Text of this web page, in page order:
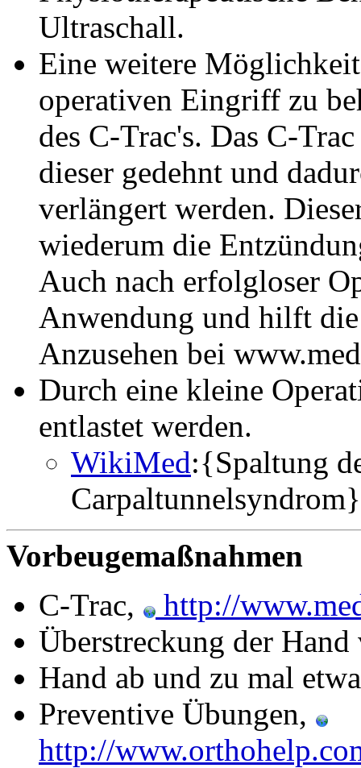
Ultraschall.
Eine weitere
operativen Eingriff zu
des C-Trac's. Das C-
dieser gedehnt und
verlängert werden.
wiederum die
Auch nach erfolgloser
Anwendung und hilft
Anzusehen bei
Durch eine kleine
entlastet werden.
WikiMed:{Spaltung
Carpaltunnelsyndrom}
Vorbeugemaßnahmen
C-Trac,
http://
Überstreckung der Hand
Hand ab und zu mal
Preventive Übungen,
http://